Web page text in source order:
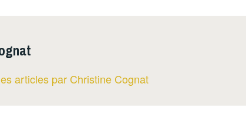
articles par Christine Cognat